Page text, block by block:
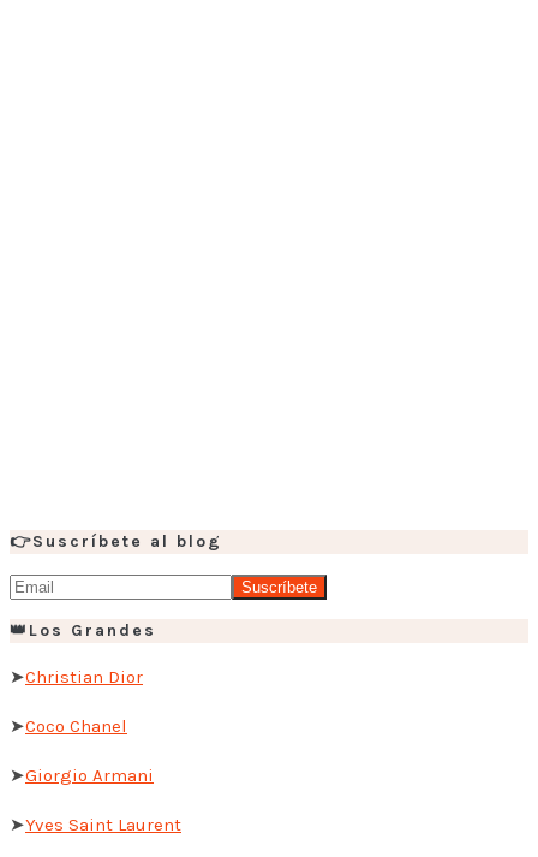
👉Suscríbete al blog
👑Los Grandes
➤Christian Dior
➤Coco Chanel
➤Giorgio Armani
➤Yves Saint Laurent